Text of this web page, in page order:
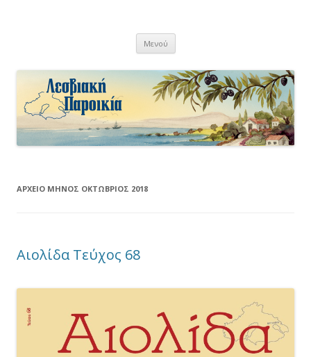
Μενού Μετάβαση
περιεχόμενο
ΑΡΧΕΊΟ ΜΗΝΌΣ ΟΚΤΏΒΡΙΟΣ 2018
Αιολίδα Τεύχος 68